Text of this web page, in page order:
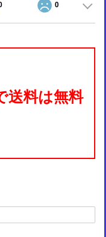
0
送料は無料